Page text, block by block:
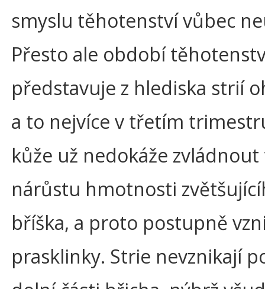
smyslu těhotenství vůbec
Přesto ale období
představuje z hlediska strií
a to nejvíce v třetím
kůže už nedokáže
nárůstu hmotnosti
bříška, a proto postupně
prasklinky. Strie nevznikají